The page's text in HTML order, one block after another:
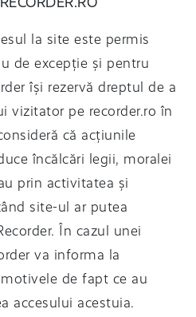
la site este permis
de excepție și pentru
își rezervă dreptul de a
vizitator pe recorder.ro în
că acțiunile
încălcări legii, moralei
prin activitatea și
site-ul ar putea
În cazul unei
va informa la
de fapt ce au
accesului acestuia.